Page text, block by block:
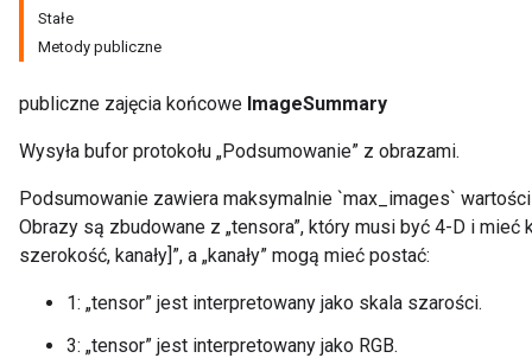
Stałe
Metody publiczne
publiczne zajęcia końcowe ImageSummary
Wysyła bufor protokołu „Podsumowanie” z obrazami.
Podsumowanie zawiera maksymalnie `max_images`
Obrazy są zbudowane z „tensora”, który musi być 4-D i mieć
szerokość, kanały]”, a „kanały” mogą mieć postać:
1: „tensor” jest interpretowany jako skala szarości.
3: „tensor” jest interpretowany jako RGB.